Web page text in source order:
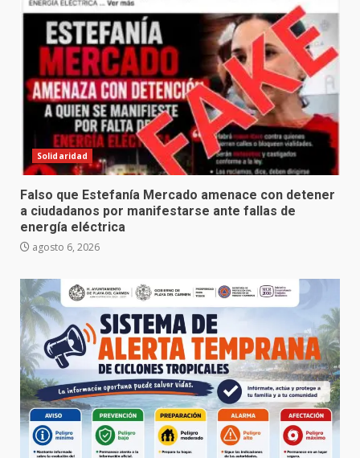
Solidaridad
Falso que Estefanía Mercado amenace con detener
a ciudadanos por manifestarse ante fallas de
energía eléctrica
agosto 6, 2026